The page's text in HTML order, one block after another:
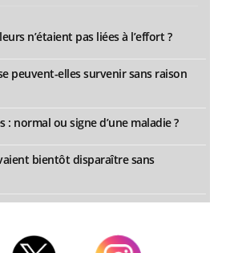
n’étaient pas liées à l’effort ?
peuvent-elles survenir sans raison
: normal ou signe d’une maladie ?
bientôt disparaître sans